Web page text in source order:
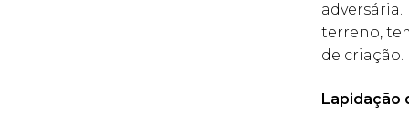
terreno,
de criação.
Lapidação